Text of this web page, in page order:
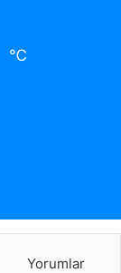
℃
Yorumlar